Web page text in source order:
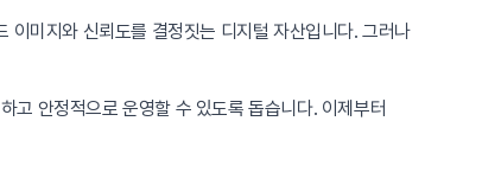
이미지와 신뢰도를 결정짓는 디지털 자산입니다. 그러나
고 안정적으로 운영할 수 있도록 돕습니다. 이제부터